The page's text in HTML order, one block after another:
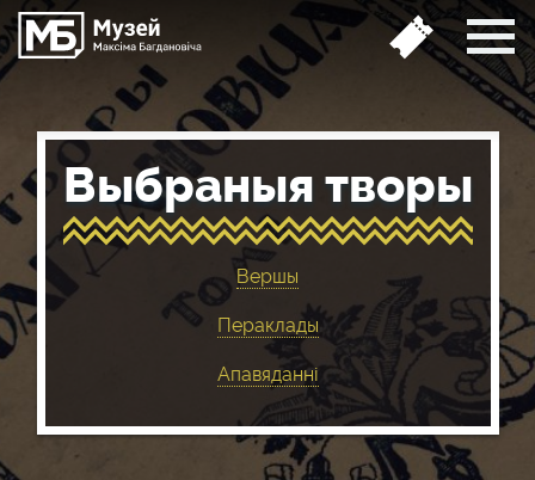
Выбраныя творы
Вершы
Пераклады
Апавяданні